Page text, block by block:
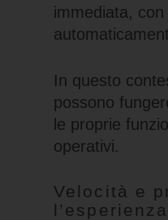
immediata,
In questo
possono
le proprie
operativi.
Velocità e
l’esperienza